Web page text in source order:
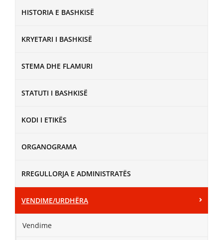
HISTORIA E BASHKISË
KRYETARI I BASHKISË
STEMA DHE FLAMURI
STATUTI I BASHKISË
KODI I ETIKËS
ORGANOGRAMA
RREGULLORJA E ADMINISTRATËS
VENDIME/URDHËRA
Vendime